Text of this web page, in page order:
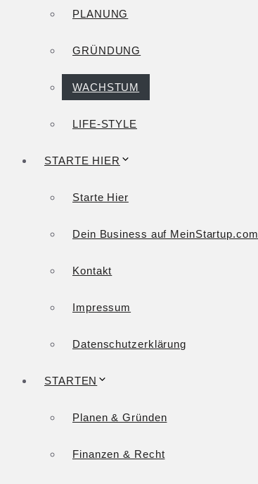
PLANUNG
GRÜNDUNG
WACHSTUM
LIFE-STYLE
STARTE HIER
Starte Hier
Dein Business auf MeinStartup.com
Kontakt
Impressum
Datenschutzerklärung
STARTEN
Planen & Gründen
Finanzen & Recht